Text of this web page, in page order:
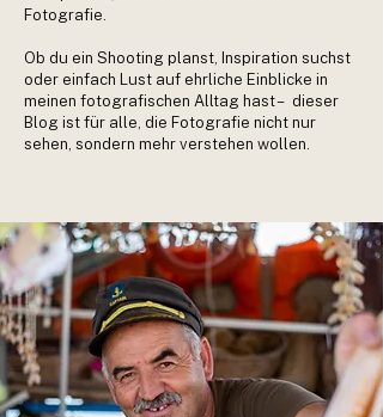
Fotografie.
Ob du ein Shooting planst, Inspiration suchst
oder einfach Lust auf ehrliche Einblicke in
meinen fotografischen Alltag hast – dieser
Blog ist für alle, die Fotografie nicht nur
sehen, sondern mehr verstehen wollen.